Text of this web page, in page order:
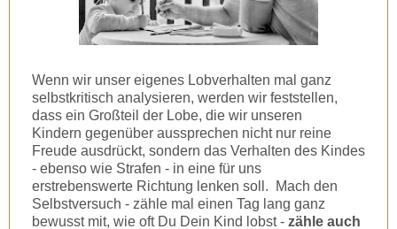
Wenn wir unser eigenes Lobverhalten mal ganz
selbstkritisch analysieren, werden wir feststellen,
dass ein Großteil der Lobe, die wir unseren
Kindern gegenüber aussprechen nicht nur reine
Freude ausdrückt, sondern das Verhalten des Kindes
- ebenso wie Strafen - in eine für uns
erstrebenswerte Richtung lenken soll. Mach den
Selbstversuch - zähle mal einen Tag lang ganz
bewusst mit, wie oft Du Dein Kind lobst - zähle auch